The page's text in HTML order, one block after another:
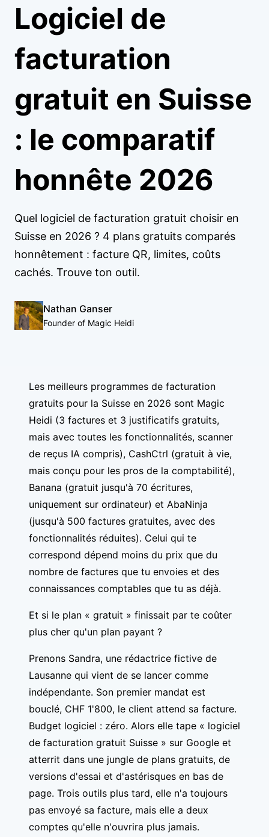
Logiciel de
facturation
gratuit en Suisse
: le comparatif
honnête 2026
Quel logiciel de facturation gratuit choisir en
Suisse en 2026 ? 4 plans gratuits comparés
honnêtement : facture QR, limites, coûts
cachés. Trouve ton outil.
Nathan Ganser
Founder of Magic Heidi
Les meilleurs programmes de facturation
gratuits pour la Suisse en 2026 sont Magic
Heidi (3 factures et 3 justificatifs gratuits,
mais avec toutes les fonctionnalités, scanner
de reçus IA compris), CashCtrl (gratuit à vie,
mais conçu pour les pros de la comptabilité),
Banana (gratuit jusqu'à 70 écritures,
uniquement sur ordinateur) et AbaNinja
(jusqu'à 500 factures gratuites, avec des
fonctionnalités réduites). Celui qui te
correspond dépend moins du prix que du
nombre de factures que tu envoies et des
connaissances comptables que tu as déjà.
Et si le plan « gratuit » finissait par te coûter
plus cher qu'un plan payant ?
Prenons Sandra, une rédactrice fictive de
Lausanne qui vient de se lancer comme
indépendante. Son premier mandat est
bouclé, CHF 1'800, le client attend sa facture.
Budget logiciel : zéro. Alors elle tape « logiciel
de facturation gratuit Suisse » sur Google et
atterrit dans une jungle de plans gratuits, de
versions d'essai et d'astérisques en bas de
page. Trois outils plus tard, elle n'a toujours
pas envoyé sa facture, mais elle a deux
comptes qu'elle n'ouvrira plus jamais.